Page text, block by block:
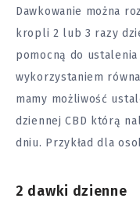
Dawkowanie można
kropli 2 lub 3 razy
pomocną do
wykorzystaniem
mamy możliwość
dziennej CBD którą
dniu. Przykład dla
2 dawki dzienne